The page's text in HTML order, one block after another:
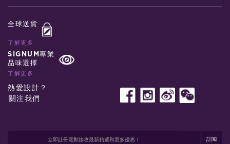
全球送貨
了解更多
SIGNUM專業
品味選擇
了解更多
熱愛設計？
關注我們
訂閱